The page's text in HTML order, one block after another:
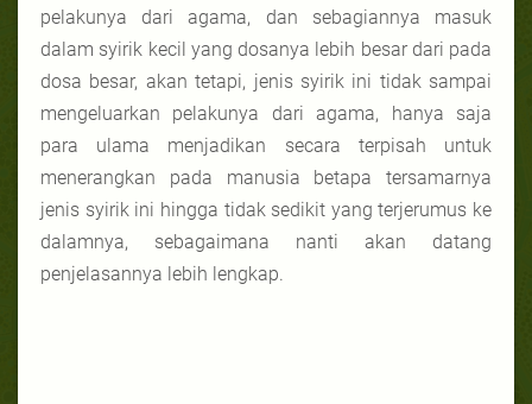
pelakunya dari agama, dan sebagiannya masuk
dalam syirik kecil yang dosanya lebih besar dari pada
dosa besar, akan tetapi, jenis syirik ini tidak sampai
mengeluarkan pelakunya dari agama, hanya saja
para ulama menjadikan secara terpisah untuk
menerangkan pada manusia betapa tersamarnya
jenis syirik ini hingga tidak sedikit yang terjerumus ke
dalamnya, sebagaimana nanti akan datang
penjelasannya lebih lengkap.